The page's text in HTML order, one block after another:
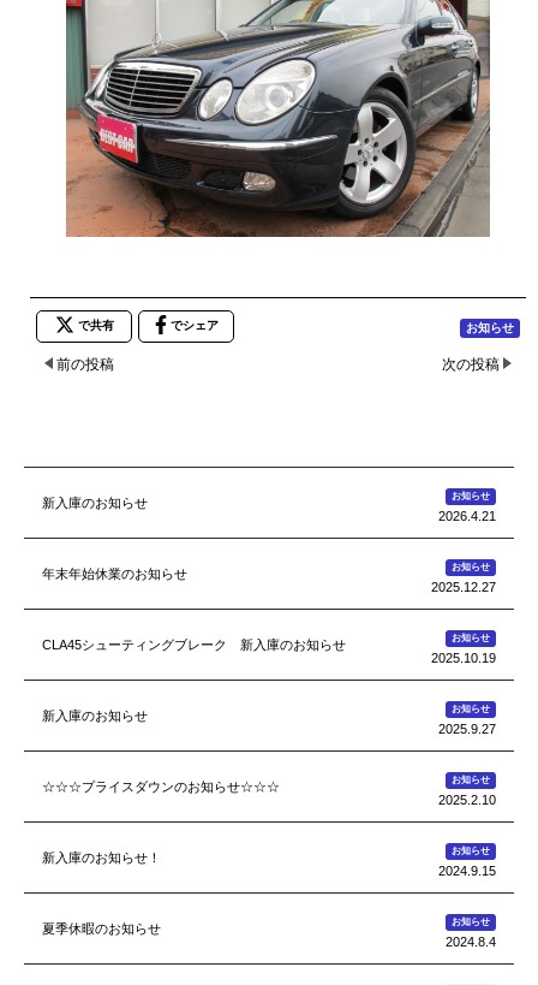
で共有 でシェア お知らせ
前の投稿 次の投稿
新入庫のお知らせ お知らせ
2026.4.21
年末年始休業のお知らせ お知らせ
2025.12.27
CLA45シューティングブレーク 新入庫のお知らせ お知らせ
2025.10.19
新入庫のお知らせ お知らせ
2025.9.27
☆☆☆プライスダウンのお知らせ☆☆☆ お知らせ
2025.2.10
新入庫のお知らせ！ お知らせ
2024.9.15
夏季休暇のお知らせ お知らせ
2024.8.4